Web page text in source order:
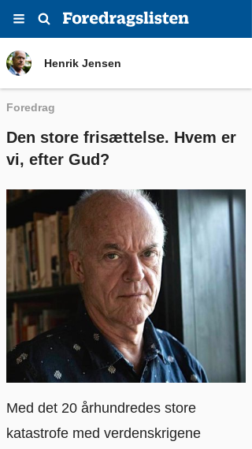
Henrik Jensen
Foredrag
Den store frisættelse. Hvem er
vi, efter Gud?
Med det 20 århundredes store
katastrofe med verdenskrigene